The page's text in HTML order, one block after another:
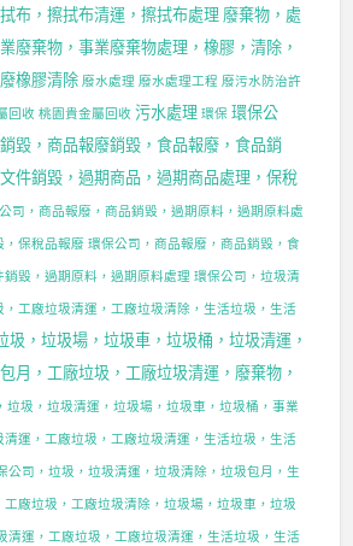
布，擦拭布清運，擦拭布處理 廢棄物，處
廢棄物，事業廢棄物處理，橡膠，清除，
橡膠清除 廢水處理 廢水處理工程 廢污水防治許
回收 桃園貴金屬回收 污水處理 環保 環保公
毀，商品報廢銷毀，食品報廢，食品銷
件銷毀，過期商品，過期商品處理，保稅
司，商品報廢，商品銷毀，過期原料，過期原料處
，保稅品報廢 環保公司，商品報廢，商品銷毀，食
毀，過期原料，過期原料處理 環保公司，垃圾清
工廠垃圾清運，工廠垃圾清除，生活垃圾，生活
圾，垃圾場，垃圾車，垃圾桶，垃圾清運，
月，工廠垃圾，工廠垃圾清運，廢棄物，
垃圾，垃圾清運，垃圾場，垃圾車，垃圾桶，事業
運，工廠垃圾，工廠垃圾清運，生活垃圾，生活
公司，垃圾，垃圾清運，垃圾清除，垃圾包月，生
廠垃圾，工廠垃圾清除，垃圾場，垃圾車，垃圾
清運，工廠垃圾，工廠垃圾清運，生活垃圾，生活